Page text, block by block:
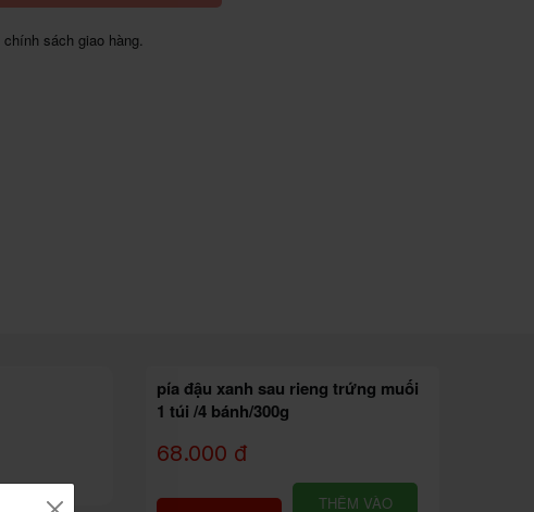
sách giao hàng.
pía đậu xanh sau rieng trứng muối
1 túi /4 bánh/300g
68.000 đ
THÊM VÀO